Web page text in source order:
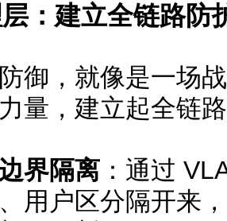
层：建立全链路防
御，就像是一场
量，建立起全链
界隔离 ：通过
用户区分隔开来